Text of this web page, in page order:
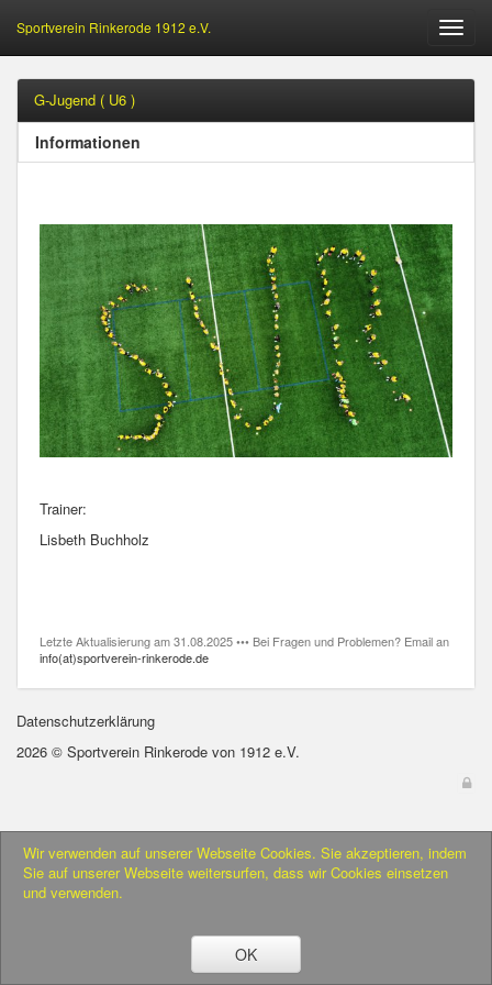
Öffne
Sportverein Rinkerode 1912 e.V.
G-Jugend ( U6 )
Informationen
Trainer:
Lisbeth Buchholz
Letzte Aktualisierung am 31.08.2025 ••• Bei Fragen und Problemen? Email an
info(at)sportverein-rinkerode.de
Datenschutzerklärung
2026 © Sportverein Rinkerode von 1912 e.V.
Wir verwenden auf unserer Webseite Cookies. Sie akzeptieren, indem
Sie auf unserer Webseite weitersurfen, dass wir Cookies einsetzen
und verwenden.
OK